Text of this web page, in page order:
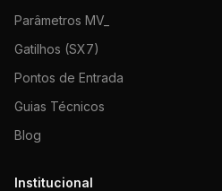
Parâmetros MV_
Gatilhos (SX7)
Pontos de Entrada
Guias Técnicos
Blog
Institucional